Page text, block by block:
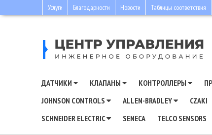
Услуги Благодарности Новости Таблицы соответствия
ДАТЧИКИ КЛАПАНЫ КОНТРОЛЛЕРЫ
JOHNSON CONTROLS
ALLEN-BRADLEY CZAKI
SCHNEIDER ELECTRIC
SENECA TELCO SENSORS